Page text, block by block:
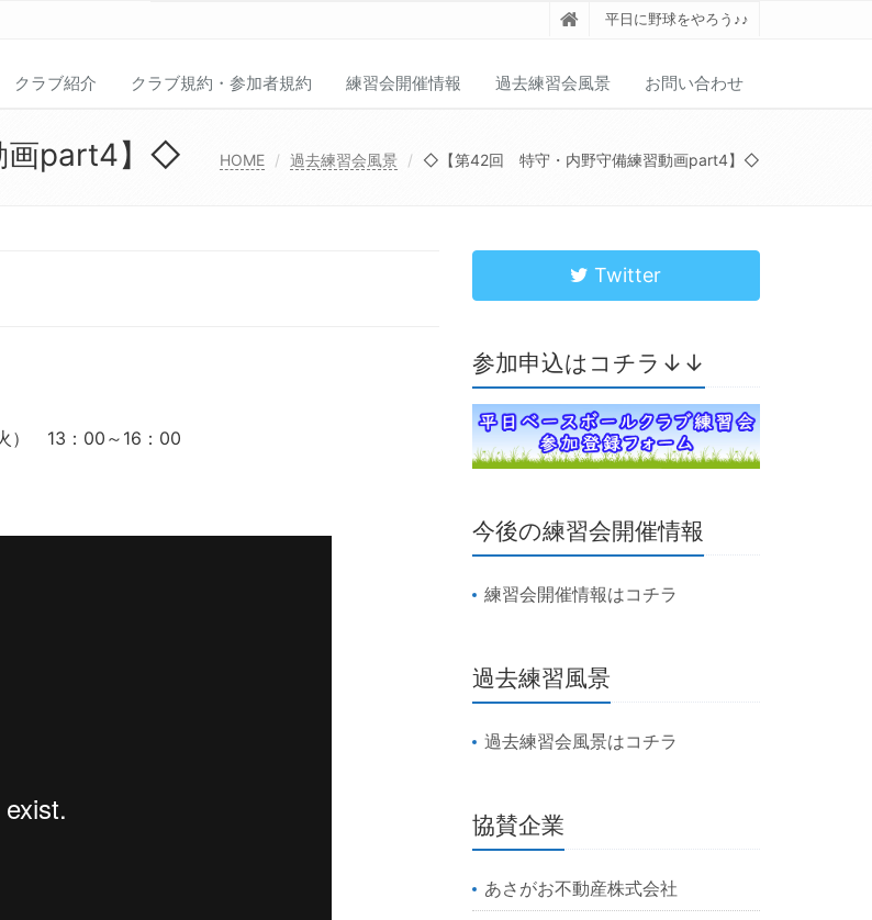
平日に野球をやろう♪♪
クラブ紹介 クラブ規約・参加者規約 練習会開催情報 過去練習会風景 お問い合わせ
画part4】◇ HOME 過去練習会風景 ◇【第42回 特守・内野守備練習動画part4】◇
） 13：00～16：00
Twitter
参加申込はコチラ↓↓
今後の練習会開催情報
練習会開催情報はコチラ
過去練習風景
過去練習会風景はコチラ
協賛企業
あさがお不動産株式会社